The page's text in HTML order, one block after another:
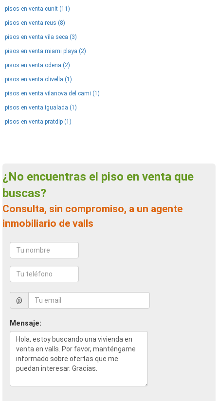
pisos en venta cunit (11)
pisos en venta reus (8)
pisos en venta vila seca (3)
pisos en venta miami playa (2)
pisos en venta odena (2)
pisos en venta olivella (1)
pisos en venta vilanova del cami (1)
pisos en venta igualada (1)
pisos en venta pratdip (1)
¿No encuentras el piso en venta que
buscas?
Consulta, sin compromiso, a un agente
inmobiliario de valls
@
Mensaje: